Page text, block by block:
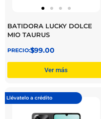
BATIDORA LUCKY DOLCE
MIO TAURUS
$
399.00
Ver más
Llévatelo a crédito